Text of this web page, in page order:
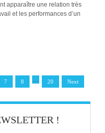
apparaître une relation très
et les performances d’un
7 8 … 20 Next
!